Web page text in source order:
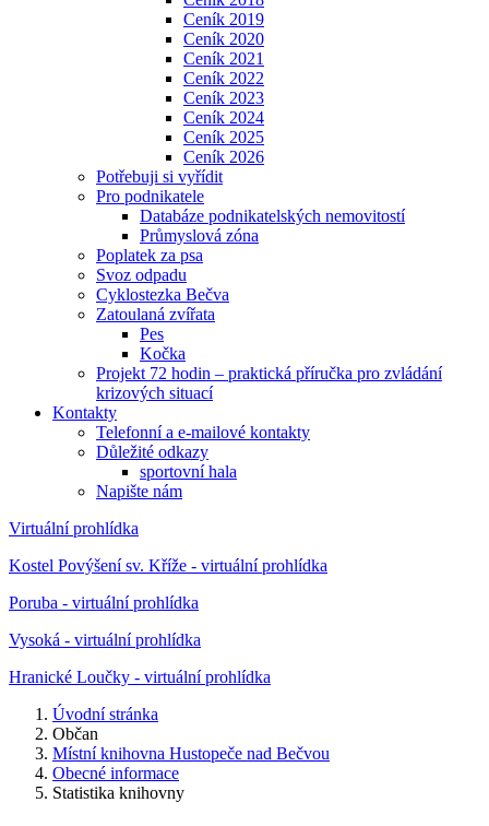
Ceník 2019
Ceník 2020
Ceník 2021
Ceník 2022
Ceník 2023
Ceník 2024
Ceník 2025
Ceník 2026
Potřebuji si vyřídit
Pro podnikatele
Databáze podnikatelských nemovitostí
Průmyslová zóna
Poplatek za psa
Svoz odpadu
Cyklostezka Bečva
Zatoulaná zvířata
Pes
Kočka
Projekt 72 hodin – praktická příručka pro zvládání
krizových situací
Kontakty
Telefonní a e-mailové kontakty
Důležité odkazy
sportovní hala
Napište nám
Virtuální prohlídka
Kostel Povýšení sv. Kříže - virtuální prohlídka
Poruba - virtuální prohlídka
Vysoká - virtuální prohlídka
Hranické Loučky - virtuální prohlídka
Úvodní stránka
Občan
Místní knihovna Hustopeče nad Bečvou
Obecné informace
Statistika knihovny